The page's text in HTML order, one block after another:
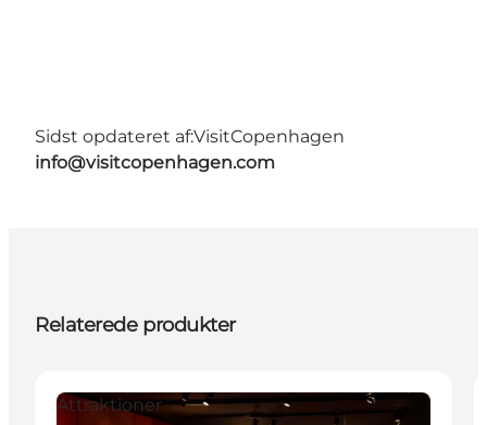
Sidst opdateret af:VisitCopenhagen
info@visitcopenhagen.com
Relaterede produkter
Attraktioner